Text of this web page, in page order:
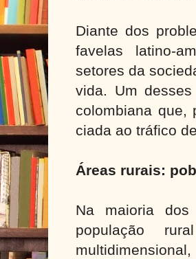
Diante dos
favelas latino-
setores da
vida. Um
colombiana que,
ciada ao tráfico
Áreas rurais:
Na maioria
população